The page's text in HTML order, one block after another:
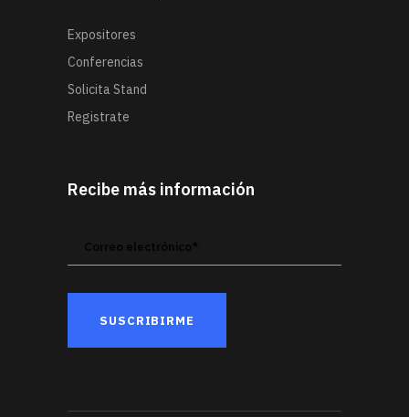
Expositores
Conferencias
Solicita Stand
Registrate
Recibe más información